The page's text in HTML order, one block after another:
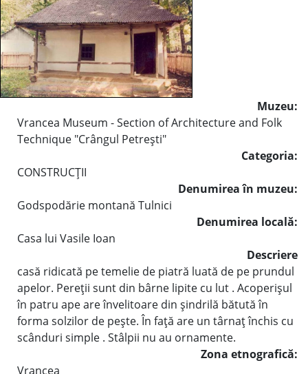
Muzeu:
Vrancea Museum - Section of Architecture and Folk
Technique "Crângul Petreşti"
Categoria:
CONSTRUCŢII
Denumirea în muzeu:
Godspodărie montană Tulnici
Denumirea locală:
Casa lui Vasile Ioan
Descriere
casă ridicată pe temelie de piatră luată de pe prundul
apelor. Pereții sunt din bârne lipite cu lut . Acoperișul
în patru ape are învelitoare din șindrilă bătută în
forma solzilor de pește. În față are un târnaț închis cu
scânduri simple . Stâlpii nu au ornamente.
Zona etnografică:
Vrancea